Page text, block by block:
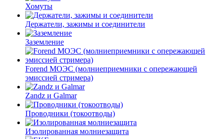
Хомуты
Держатели, зажимы и соединители
Заземление
Forend МОЭС (молниеприемники с опережающей
эмиссией стримера)
Zandz и Galmar
Проводники (токоотводы)
Изолированная молниезащита